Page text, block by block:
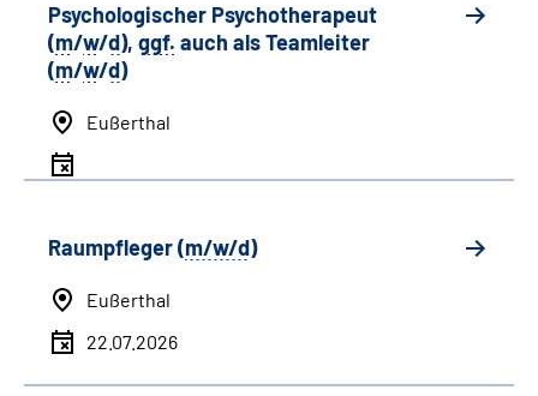
Psychologischer Psychotherapeut
(m/w/d), ggf. auch alsTeamleiter
(m/w/d)
Eußerthal
Raumpfleger (m/w/d)
Eußerthal
22.07.2026